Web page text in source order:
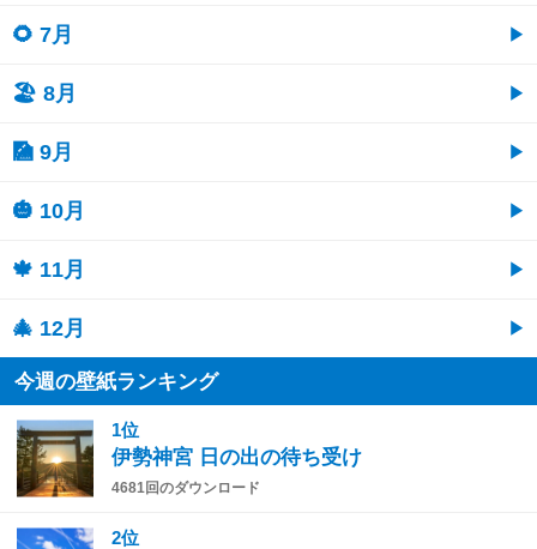
🌻 7月
🏖 8月
🎑 9月
🎃 10月
🍁 11月
🎄 12月
今週の壁紙ランキング
1位
伊勢神宮 日の出の待ち受け
4681回のダウンロード
2位